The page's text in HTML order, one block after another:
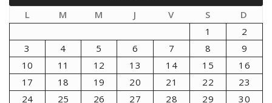
L M M J V S
D
1
2
3
4 5 6 7 8
9
10
11 12 13 14 15
16
17
18 19 20 21 22
23
24
25 26 27 28 29
30